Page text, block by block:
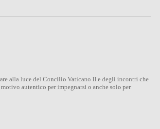
alla luce del Concilio Vaticano II e degli incontri che
autentico per impegnarsi o anche solo per